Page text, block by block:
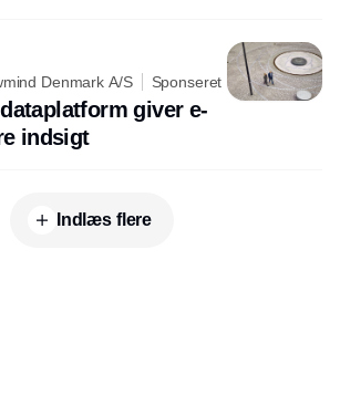
Denmark A/S Sponseret
giver e-
indsigt
Indlæs flere